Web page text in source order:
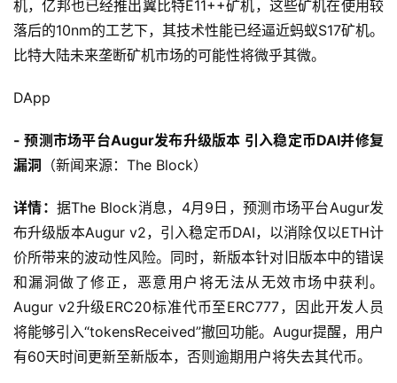
机，亿邦也已经推出翼比特E11++矿机，这些矿机在使用较
落后的10nm的工艺下，其技术性能已经逼近蚂蚁S17矿机。
比特大陆未来垄断矿机市场的可能性将微乎其微。
DApp
- 预测市场平台Augur发布升级版本 引入稳定币DAI并修复
漏洞 （新闻来源：The Block）
详情： 据The Block消息，4月9日，预测市场平台Augur发
布升级版本Augur v2，引入稳定币DAI，以消除仅以ETH计
价所带来的波动性风险。同时，新版本针对旧版本中的错误
和漏洞做了修正，恶意用户将无法从无效市场中获利。
Augur v2升级ERC20标准代币至ERC777，因此开发人员
将能够引入“tokensReceived”撤回功能。Augur提醒，用户
有60天时间更新至新版本，否则逾期用户将失去其代币。